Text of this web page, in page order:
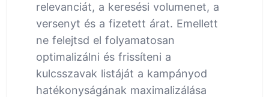
relevanciát, a keresési volumenet, a
versenyt és a fizetett árat. Emellett
ne felejtsd el folyamatosan
optimalizálni és frissíteni a
kulcsszavak listáját a kampányod
hatékonyságának maximalizálása